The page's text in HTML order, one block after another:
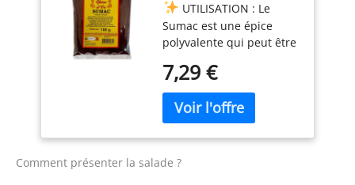
une teinte rouge vif à
divers plats. Elle est
couramment utilisée
Moyen-Orient, de la
Méditerranée et de
l'Afrique du Nord,
souvent saupoudrée sur
les salades (comme le
fattouche), les viandes, le
Équilibrée, 100%
Naturelle, Végétale
et Sans
Conservateurs
UTILISATION : Le
Sumac est une épice
polyvalente qui peut être
la saveur à une variété
de plats. Cette épice est
souvent utilisée dans la
cuisine du Moyen-Orient,
où elle est utilisée pour
donner de la saveur aux
7,29 €
Comment présenter la salade ?